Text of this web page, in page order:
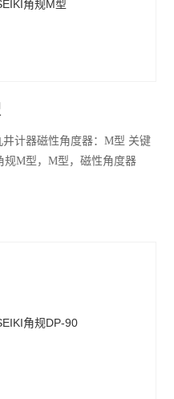
计器磁性角度器：M型 关键
M型，M型，磁性角度器